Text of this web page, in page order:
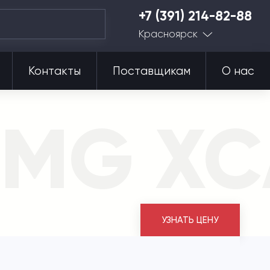
+7 (391) 214-82-88
Красноярск
Контакты Поставщикам О нас
УЗНАТЬ ЦЕНУ